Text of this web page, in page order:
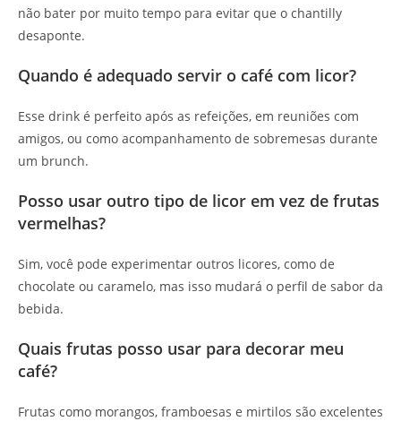
não bater por muito tempo para evitar que o chantilly
desaponte.
Quando é adequado servir o café com licor?
Esse drink é perfeito após as refeições, em reuniões com
amigos, ou como acompanhamento de sobremesas durante
um brunch.
Posso usar outro tipo de licor em vez de frutas
vermelhas?
Sim, você pode experimentar outros licores, como de
chocolate ou caramelo, mas isso mudará o perfil de sabor da
bebida.
Quais frutas posso usar para decorar meu
café?
Frutas como morangos, framboesas e mirtilos são excelentes